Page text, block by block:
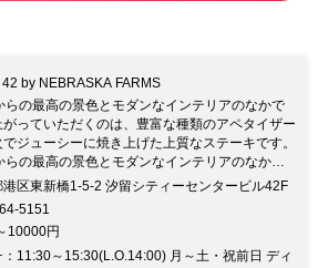
42 by NEBRASKA FARMS
らの最高の景色とモダンなインテリアのなかで
がっていただくのは、豊富な種類のアペタイザー
でジューシーに焼き上げた上質なステーキです。
らの最高の景色とモダンなインテリアのなかで
っていただくのは、豊富な種類のアペタイザー
お料理に合わせる世界各国、約800種理のワイン
専任のスタッフがお客様のお好みに合わせてお選
します。 ★ボトルワイン3500円～ カクテル レ
港区東新橋1-5-2 汐留シティーセンタービル42F
5151
10000円
：11:30～15:30(L.O.14:00) 月～土・祝前日 ディ